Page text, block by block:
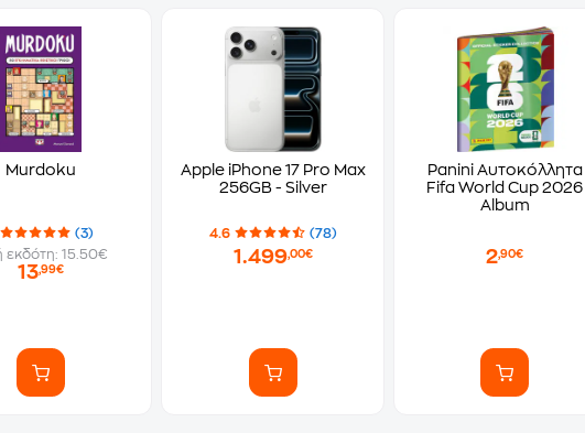
Murdoku
(3)
εκδότη: 15.50€
13,99€
Apple iPhone 17 Pro Max
256GB - Silver
4.6 (78)
1.499,00€
Panini Αυτοκόλλητα
Fifa World Cup 2026
Album
2,90€